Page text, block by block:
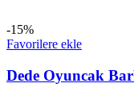
-15%
Favorilere ekle
Dede Oyuncak